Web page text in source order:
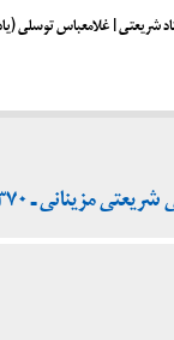
شریعتی | غلامعباس توسلی
مزینانی ـ ۱۳۷۰)